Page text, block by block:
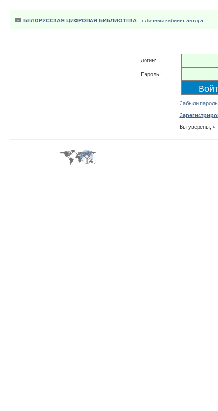
БЕЛОРУССКАЯ ЦИФРОВАЯ БИБЛИОТЕКА → Личный кабинет автора
Логин:
Пароль:
Забыли
Вы уверены,